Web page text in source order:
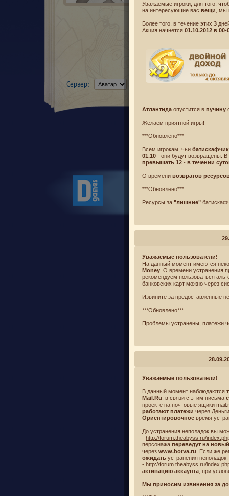
Сервер:
Политика
©
Уважаемые игроки, для того,
на интересующие вас вещи ,
Более того, в течение этих 3
Акция начнется 01.10.2012 в 00-
Атлантида опустится в пучину
Желаем приятной игры!
***Обновлено***
Всем игрокам, чьи
01.10 - они будут возвращены.
превышать 12 - в течении
О времени возвратов
***Обновлено***
Ресурсы за "лишние"
Уважаемые пользователи!
На данный момент имеются
Money . О времени устранения
рекомендуем пользоваться
банковских карт можно через
Извините за предоставленные
***Обновлено***
Проблемы устранены, платежи
Уважаемые пользователи!
В данный момент наблюдаются
Mail.Ru , в связи с этим письма
проекте на почтовые ящики
работают платежи через
Ориентировочное время
До устранения неполадок вы
- http://forum.theabyss.ru/
персонажа переведут на
через www.botva.ru . Если же
ожидать устранения неполадок.
- http://forum.theabyss.ru/
активацию аккаунта , при
Мы приносим извинения за